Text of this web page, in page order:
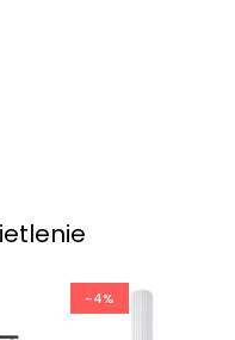
-4%